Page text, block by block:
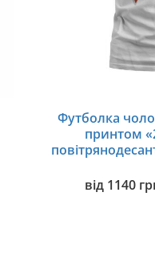
Футболка
принтом
від 1140